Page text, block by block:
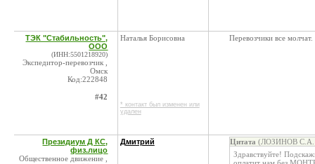
ТЭК "Стабильность",
ООО
(ИНН:5501218920)
Экспедитор-перевозчик ,
Омск
Код:222848
#42
Наталья Борисовна
* контакт был изменен или
удален
Перевозчики все
Президиум Д КС,
физ.лицо
Общественное движение ,
Дмитрий Цитата (ЛОЗИНОВ С.А.
Здравствуйте!